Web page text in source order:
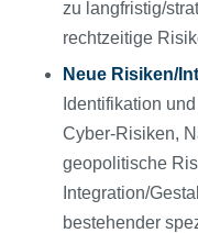
zu langfristig/
rechtzeitige
Neue Risiken/
Identifikation
Cyber-Risiken,
geopolitische
Integration/
bestehender